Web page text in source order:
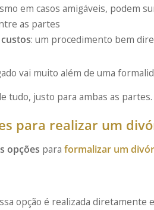
em casos amigáveis, podem
as partes
: um procedimento bem
vai muito além de uma
tudo, justo para ambas as partes.
para realizar um
opções paraformalizar um
opção é realizada